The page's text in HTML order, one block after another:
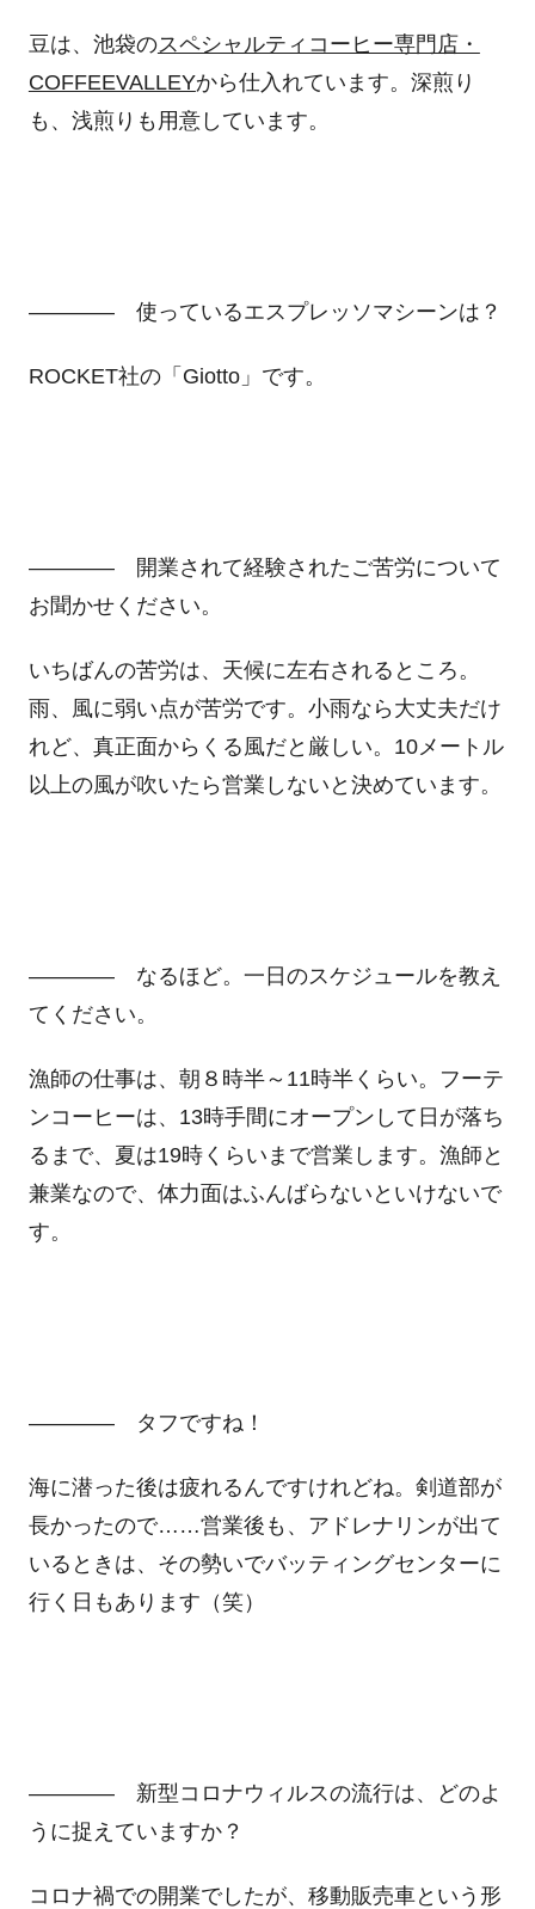
豆は、池袋のスペシャルティコーヒー専門店・
COFFEEVALLEYから仕入れています。深煎り
も、浅煎りも用意しています。
―――― 使っているエスプレッソマシーンは？
ROCKET社の「Giotto」です。
―――― 開業されて経験されたご苦労について
お聞かせください。
いちばんの苦労は、天候に左右されるところ。
雨、風に弱い点が苦労です。小雨なら大丈夫だけ
れど、真正面からくる風だと厳しい。10メートル
以上の風が吹いたら営業しないと決めています。
―――― なるほど。一日のスケジュールを教え
てください。
漁師の仕事は、朝８時半～11時半くらい。フーテ
ンコーヒーは、13時手間にオープンして日が落ち
るまで、夏は19時くらいまで営業します。漁師と
兼業なので、体力面はふんばらないといけないで
す。
―――― タフですね！
海に潜った後は疲れるんですけれどね。剣道部が
長かったので……営業後も、アドレナリンが出て
いるときは、その勢いでバッティングセンターに
行く日もあります（笑）
―――― 新型コロナウィルスの流行は、どのよ
うに捉えていますか？
コロナ禍での開業でしたが、移動販売車という形